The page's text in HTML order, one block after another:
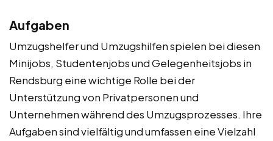
Aufgaben
Umzugshelfer und Umzugshilfen spielen bei diesen
Minijobs, Studentenjobs und Gelegenheitsjobs in
Rendsburg eine wichtige Rolle bei der
Unterstützung von Privatpersonen und
Unternehmen während des Umzugsprozesses. Ihre
Aufgaben sind vielfältig und umfassen eine Vielzahl